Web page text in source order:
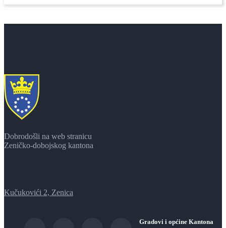
Dobrodošli na web stranicu
Zeničko-dobojskog kantona
Kučukovići 2, Zenica
Gradovi i općine Kantona